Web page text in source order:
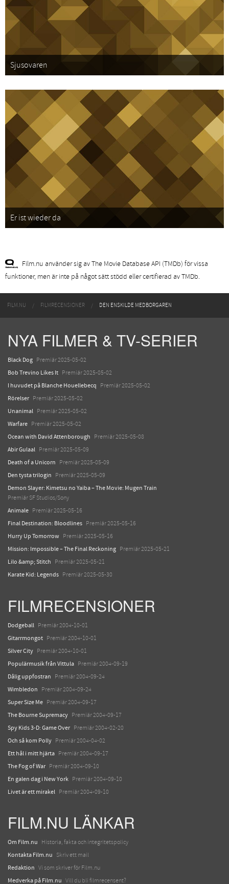
Sjusovaren
Er ist wieder da
Film.nu använder sig av The Movie Database API (TMDb) för vissa
funktioner, men är inte på något sätt stödd eller certifierad av TMDb.
FILM.NU FILMRECENSIONER DEN ENSKILDE MEDBORGAREN
NYA FILMER & TV-SERIER
Black Dog Premiär 2025-05-02
Bob Trevino Likes It Premiär 2025-05-02
I huvudet på Blanche Houellebecq Premiär 2025-05-02
Rörelser Premiär 2025-05-02
Unanimal Premiär 2025-05-02
Warfare Premiär 2025-05-02
Ocean with David Attenborough Premiär 2025-05-08
Abir Gulaal Premiär 2025-05-09
Death of a Unicorn Premiär 2025-05-09
Den tysta trilogin Premiär 2025-05-09
Demon Slayer: Kimetsu no Yaiba – The Movie: Mugen Train
Premiär SF Studios/Sony
Animale Premiär 2025-05-16
Final Destination: Bloodlines Premiär 2025-05-16
Hurry Up Tomorrow Premiär 2025-05-16
Mission: Impossible – The Final Reckoning Premiär 2025-05-21
Lilo &amp; Stitch Premiär 2025-05-21
Karate Kid: Legends Premiär 2025-05-30
FILMRECENSIONER
Dodgeball Premiär 2004-10-01
Gitarrmongot Premiär 2004-10-01
Silver City Premiär 2004-10-01
Populärmusik från Vittula Premiär 2004-09-19
Dålig uppfostran Premiär 2004-09-24
Wimbledon Premiär 2004-09-24
Super Size Me Premiär 2004-09-17
The Bourne Supremacy Premiär 2004-09-17
Spy Kids 3-D: Game Over Premiär 2004-02-20
Och så kom Polly Premiär 2004-04-02
Ett hål i mitt hjärta Premiär 2004-09-17
The Fog of War Premiär 2004-09-10
En galen dag i New York Premiär 2004-09-10
Livet är ett mirakel Premiär 2004-09-10
FILM.NU LÄNKAR
Om Film.nu Historia, fakta och integritetspolicy
Kontakta Film.nu Skriv ett mail
Redaktion Vi som skriver för Film.nu
Medverka på Film.nu Vill du bli filmrecensent?